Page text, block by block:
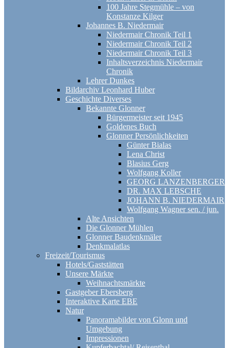
100 Jahre Stegmühle – von
Konstanze Kilger
Johannes B. Niedermair
Niedermair Chronik Teil 1
Niedermair Chronik Teil 2
Niedermair Chronik Teil 3
Inhaltsverzeichnis Niedermair
Chronik
Lehrer Dunkes
Bildarchiv Leonhard Huber
Geschichte Diverses
Bekannte Glonner
Bürgermeister seit 1945
Goldenes Buch
Glonner Persönlichkeiten
Günter Bialas
Lena Christ
Blasius Gerg
Wolfgang Koller
GEORG LANZENBERGER
DR. MAX LEBSCHE
JOHANN B. NIEDERMAIR
Wolfgang Wagner sen. / jun.
Alte Ansichten
Die Glonner Mühlen
Glonner Baudenkmäler
Denkmalatlas
Freizeit/Tourismus
Hotels/Gaststätten
Unsere Märkte
Weihnachtsmärkte
Gastgeber Ebersberg
Interaktive Karte EBE
Natur
Panoramabilder von Glonn und
Umgebung
Impressionen